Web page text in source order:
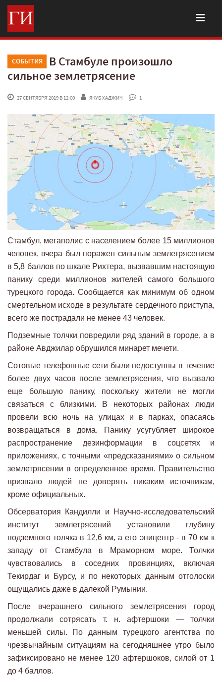
СОБЫТИЯ
В Стамбуле произошло
сильное землетрясение
27 СЕНТЯБРЯ'2019 В 12:00 ЯКУБ ХАДЖИЧ 1
Стамбул, мегаполис с населением более 15 миллионов
человек, вчера был поражен сильным землетрясением
в 5,8 баллов по шкале Рихтера, вызвавшим настоящую
панику среди миллионов жителей самого большого
турецкого города. Сообщается как минимум об одном
смертельном исходе в результате сердечного приступа,
всего же пострадали не менее 43 человек.
Подземные толчки повредили ряд зданий в городе, а в
районе Авджилар обрушился минарет мечети.
Сотовые телефонные сети были недоступны в течение
более двух часов после землетрясения, что вызвало
еще большую панику, поскольку жители не могли
связаться с близкими. В некоторых районах люди
провели всю ночь на улицах и в парках, опасаясь
возвращаться в дома. Панику усугубляет широкое
распространение дезинформации в соцсетях и
приложениях, с точными «предсказаниями» о сильном
землетрясении в определенное время. Правительство
призвало людей не доверять никаким источникам,
кроме официальных.
Обсерватория Кандилли и Научно-исследовательский
институт землетрясений установили глубину
подземного толчка в 12,6 км, а его эпицентр - в 70 км к
западу от Стамбула в Мраморном море. Толчки
чувствовались в соседних провинциях, включая
Текирдаг и Бурсу, и по некоторых данным отголоски
ощущались даже в далекой Румынии.
После вчерашнего сильного землетрясения город
продолжали сотрясать т. н. афтершоки — толчки
меньшей силы. По данным турецкого агентства по
чрезвычайным ситуациям на сегодняшнее утро было
зафиксировано не менее 120 афтершоков, силой от 1
до 4 баллов.